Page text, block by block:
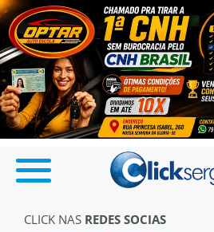
CLICK NAS REDES SOCIAS